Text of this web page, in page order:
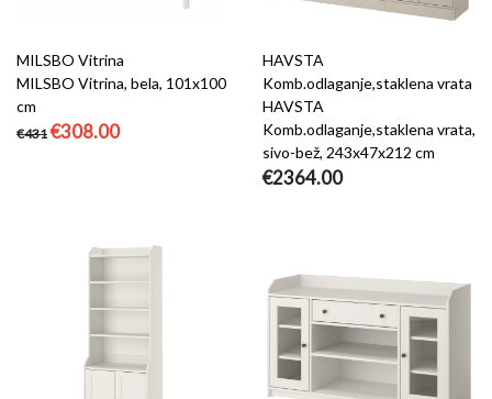
MILSBO Vitrina
MILSBO Vitrina, bela, 101x100
cm
€431 €308.00
HAVSTA
Komb.odlaganje,staklena vrata
HAVSTA
Komb.odlaganje,staklena vrata,
sivo-bež, 243x47x212 cm
€2364.00